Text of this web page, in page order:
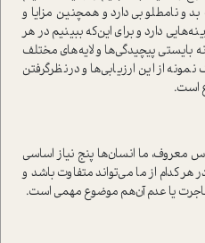
و نامطلوبی دارد و همچنین مزایا و
دارد و برای این‌که ببینیم در هر
پیچیدگی‌ها و لایه‌های مختلف
از این ارزیابی‌ها و در‌نظر‌گرفتن
ا‌ست.
معروف، ما انسان‌ها پنج نیاز اساسی
هر کدام از ما می‌تواند متفاوت باشد و
یا عدم آن‌هم موضوع مهمی ا‌ست.